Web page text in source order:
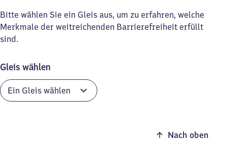
Bitte wählen Sie ein Gleis aus, um zu erfahren, welche
Merkmale der weitreichenden Barrierefreiheit erfüllt
sind.
Gleis wählen
Nach oben